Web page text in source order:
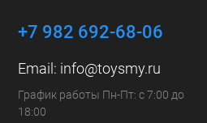
+7 982 692-68-06
Email: info@toysmy.ru
График работы Пн-Пт: с 7:00 до
18:00